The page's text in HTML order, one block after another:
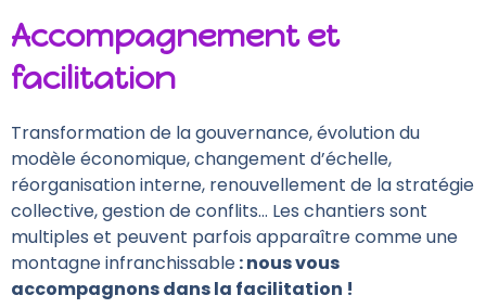
Accompagnement et
facilitation
Transformation de la gouvernance, évolution du
modèle économique, changement d’échelle,
réorganisation interne, renouvellement de la stratégie
collective, gestion de conflits… Les chantiers sont
multiples et peuvent parfois apparaître comme une
montagne infranchissable: nous vous
accompagnons dans la facilitation !